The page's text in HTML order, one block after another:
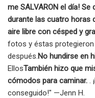
me SALVARON el día!
durante las cuatro horas
aire libre con césped y
fotos y éstas
después.No hundirse en
EllosTambién hizo que
cómodos para caminar. .
conseguido!" —Jenn H.